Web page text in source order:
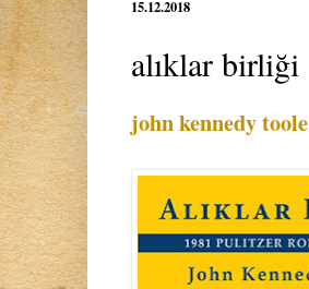
15.12.2018
alıklar birliği
john kennedy toole